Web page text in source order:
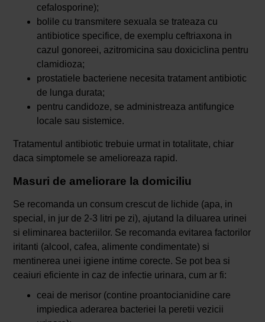
cefalosporine);
bolile cu transmitere sexuala se trateaza cu
antibiotice specifice, de exemplu ceftriaxona in
cazul gonoreei, azitromicina sau doxiciclina pentru
clamidioza;
prostatiele bacteriene necesita tratament antibiotic
de lunga durata;
pentru candidoze, se administreaza antifungice
locale sau sistemice.
Tratamentul antibiotic trebuie urmat in totalitate, chiar
daca simptomele se amelioreaza rapid.
Masuri de ameliorare la domiciliu
Se recomanda un consum crescut de lichide (apa, in
special, in jur de 2-3 litri pe zi), ajutand la diluarea urinei
si eliminarea bacteriilor. Se recomanda evitarea factorilor
iritanti (alcool, cafea, alimente condimentate) si
mentinerea unei igiene intime corecte. Se pot bea si
ceaiuri eficiente in caz de infectie urinara, cum ar fi:
ceai de merisor (contine proantocianidine care
impiedica aderarea bacteriei la peretii vezicii